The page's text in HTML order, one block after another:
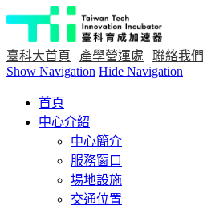
臺科大首頁 | 產學營運處 | 聯絡我們
Show Navigation Hide Navigation
首頁
中心介紹
中心簡介
服務窗口
場地設施
交通位置